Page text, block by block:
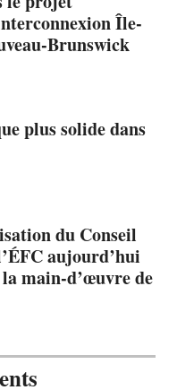
Île-
Brunswick
plus solide dans
du Conseil
aujourd’hui
main-d’œuvre de